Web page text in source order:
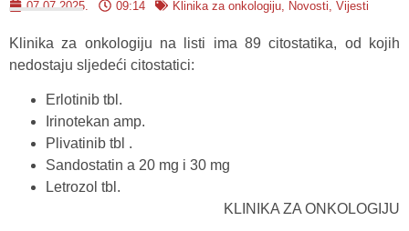
07.07.2025. 09:14 Klinika za onkologiju Novosti Vijesti
Klinika za onkologiju na listi ima 89 citostatika, od kojih
nedostaju sljedeći citostatici:
Erlotinib tbl.
Irinotekan amp.
Plivatinib tbl .
Sandostatin a 20 mg i 30 mg
Letrozol tbl.
KLINIKA ZA ONKOLOGIJU